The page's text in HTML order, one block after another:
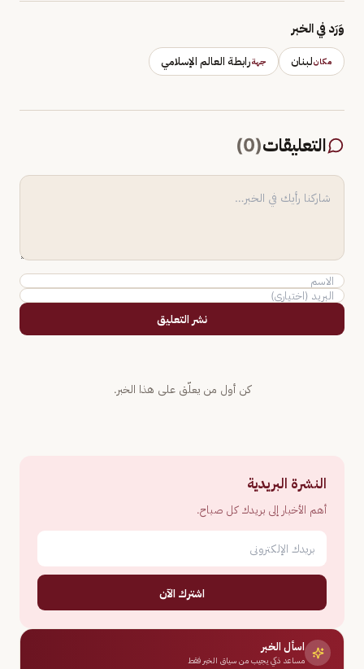
وَرَد في الخبر
مكانلبنان جهةرابطة العالم الإسلامي
التعليقات(
0
)
نشر التعليق
كن أول من يعلّق على هذا الخبر.
النشرة البريدية
أهم الأخبار إلى بريدك كل صباح.
اشترك الآن
اسأل الخبر
مساعد ذكي يجيب من سياق الخبر فقط